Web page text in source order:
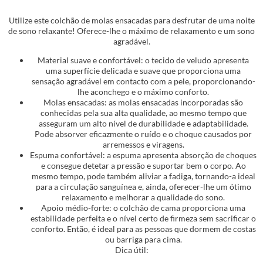
Utilize este colchão de molas ensacadas para desfrutar de uma noite
de sono relaxante! Oferece-lhe o máximo de relaxamento e um sono
agradável.
Material suave e confortável: o tecido de veludo apresenta
uma superfície delicada e suave que proporciona uma
sensação agradável em contacto com a pele, proporcionando-
lhe aconchego e o máximo conforto.
Molas ensacadas: as molas ensacadas incorporadas são
conhecidas pela sua alta qualidade, ao mesmo tempo que
asseguram um alto nível de durabilidade e adaptabilidade.
Pode absorver eficazmente o ruído e o choque causados por
arremessos e viragens.
Espuma confortável: a espuma apresenta absorção de choques
e consegue detetar a pressão e suportar bem o corpo. Ao
mesmo tempo, pode também aliviar a fadiga, tornando-a ideal
para a circulação sanguínea e, ainda, oferecer-lhe um ótimo
relaxamento e melhorar a qualidade do sono.
Apoio médio-forte: o colchão de cama proporciona uma
estabilidade perfeita e o nível certo de firmeza sem sacrificar o
conforto. Então, é ideal para as pessoas que dormem de costas
ou barriga para cima.
Dica útil: